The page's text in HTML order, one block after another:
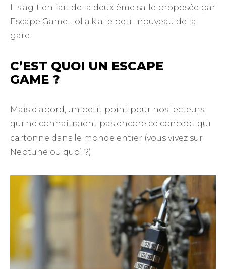
Il s’agit en fait de la deuxième salle proposée par
Escape Game Lol a.k.a le petit nouveau de la
gare.
C’EST QUOI UN ESCAPE
GAME ?
Mais d’abord, un petit point pour nos lecteurs
qui ne connaîtraient pas encore ce concept qui
cartonne dans le monde entier (vous vivez sur
Neptune ou quoi ?)